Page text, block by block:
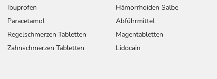
Ibuprofen
Paracetamol
Regelschmerzen Tabletten
Zahnschmerzen Tabletten
Hämorrhoiden Salbe
Abführmittel
Magentabletten
Lidocain